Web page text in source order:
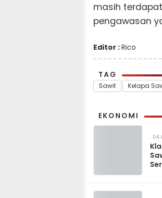
masih
pengawasan
Editor :Rico
TAG
Sawit Kelapa
EKONOMI
04